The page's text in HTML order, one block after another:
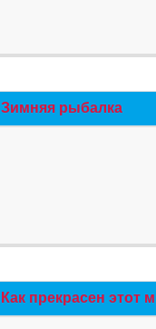
Зимняя рыбалка
Как прекрасен этот